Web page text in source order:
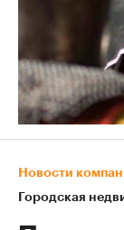
Новости
Городская